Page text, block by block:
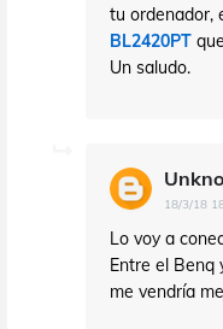
tu ordenador,
BL2420PT
Un saludo.
18/3/18
Lo voy a
Entre el Benq
me vendría